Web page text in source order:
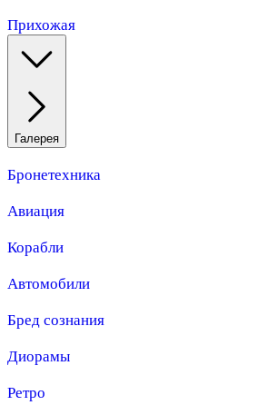
Прихожая
Галерея
Бронетехника
Авиация
Корабли
Автомобили
Бред сознания
Диорамы
Ретро